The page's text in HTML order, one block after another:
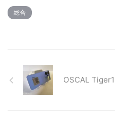
総合
OSCAL